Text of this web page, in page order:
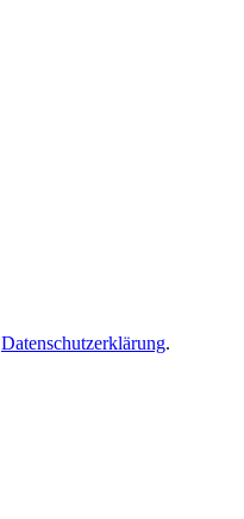
Datenschutzerklärung.